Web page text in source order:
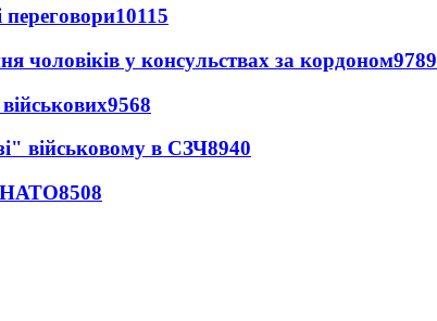
переговори10115
чоловіків у консульствах за кордоном9789
9568
військовому в СЗЧ8940
НАТО8508